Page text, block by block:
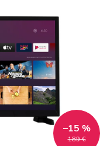
189 €
–15 %